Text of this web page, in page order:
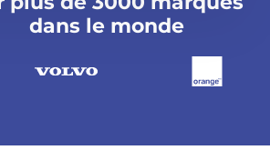
dans le monde